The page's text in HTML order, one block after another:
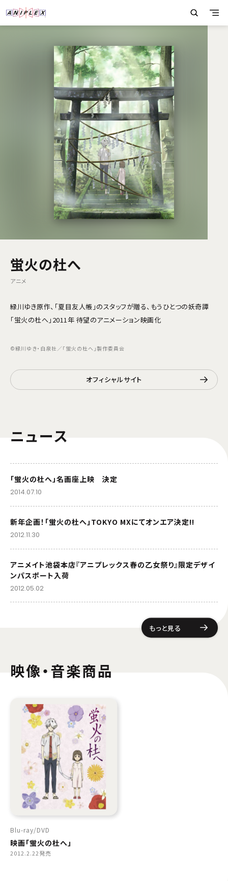
蛍火の杜へ
アニメ
緑川ゆき原作、「夏目友人帳」のスタッフが贈る、もうひとつの妖奇譚
「蛍火の杜へ」2011年 待望のアニメーション映画化
©緑川ゆき・白泉社／「蛍火の杜へ」製作委員会
オフィシャルサイト
ニュース
「蛍火の杜へ」名画座上映 決定
2014.07.10
新年企画！「蛍火の杜へ」TOKYO MXにてオンエア決定!!
2012.11.30
アニメイト池袋本店『アニプレックス春の乙女祭り』限定デザイ
ンパスポート入荷
2012.05.02
もっと見る
映像・音楽商品
Blu-ray DVD
映画「蛍火の杜へ」
2012.2.22発売